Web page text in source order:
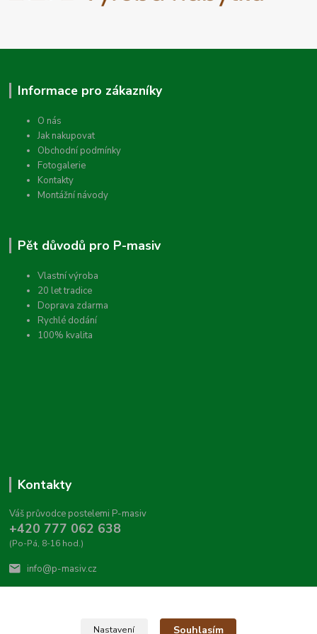
Informace pro zákazníky
O nás
Jak nakupovat
Obchodní podmínky
Fotogalerie
Kontakty
Montážní návody
Pět důvodů pro P-masiv
Vlastní výroba
20 let tradice
Doprava zdarma
Rychlé dodání
100% kvalita
Kontakty
Váš průvodce postelemi P-masiv
+420 777 062 638
(Po-Pá, 8-16 hod.)
info@p-masiv.cz
Nastavení Souhlasím